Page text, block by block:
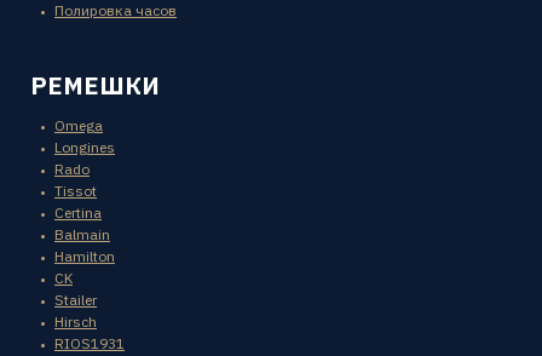
Полировка часов
РЕМЕШКИ
Omega
Longines
Rado
Tissot
Certina
Balmain
Hamilton
CK
Stailer
Hirsch
RIOS1931